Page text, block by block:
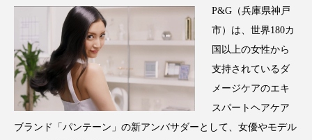
TAG LIST タグ一覧
AI B2B BeautyTech
Gemini Instagram SaaS SNS
TikTok アスタキサンチン
P&G（兵庫県神戸
市）は、世界180カ
国以上の女性から
支持されているダ
メージケアのエキ
スパートヘアケア
ブランド「パンテーン」の新アンバサダーとして、女優やモデル